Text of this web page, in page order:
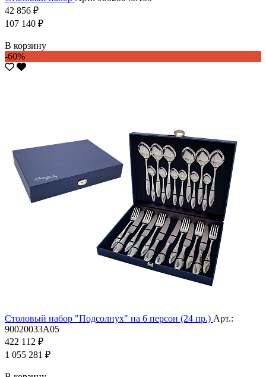
42 856 ₽
107 140 ₽
В корзину
-60%
Столовый набор "Подсолнух" на 6 персон (24 пр.) Арт.:
90020033А05
422 112 ₽
1 055 281 ₽